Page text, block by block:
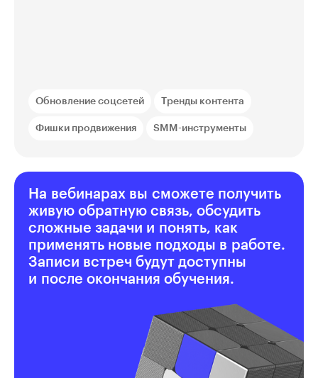
Обновление соцсетей Тренды контента
Фишки продвижения SMM-инструменты
На вебинарах вы сможете получить
живую обратную связь, обсудить
сложные задачи и понять, как
применять новые подходы в работе.
Записи встреч будут доступны
и после окончания обучения.